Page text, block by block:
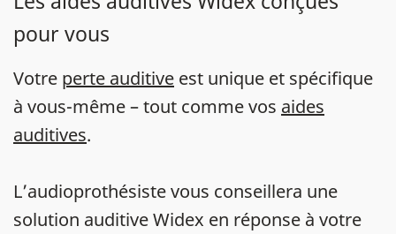
pour vous
Votre perte auditive est unique et spécifique
à vous-même – tout comme vos aides
auditives.
L’audioprothésiste vous conseillera une
solution auditive Widex en réponse à votre